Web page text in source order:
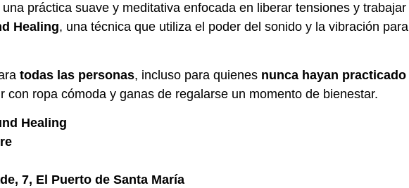
una práctica suave y meditativa enfocada en liberar tensiones y trabajar
Healing, una técnica que utiliza el poder del sonido y la vibración para
todas las personas, incluso para quienes nunca hayan practicado
con ropa cómoda y ganas de regalarse un momento de bienestar.
Healing
7, El Puerto de Santa María